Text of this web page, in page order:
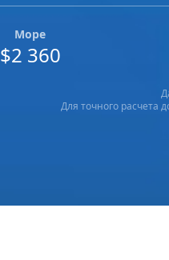
Море
$2 360
Для точного расчета